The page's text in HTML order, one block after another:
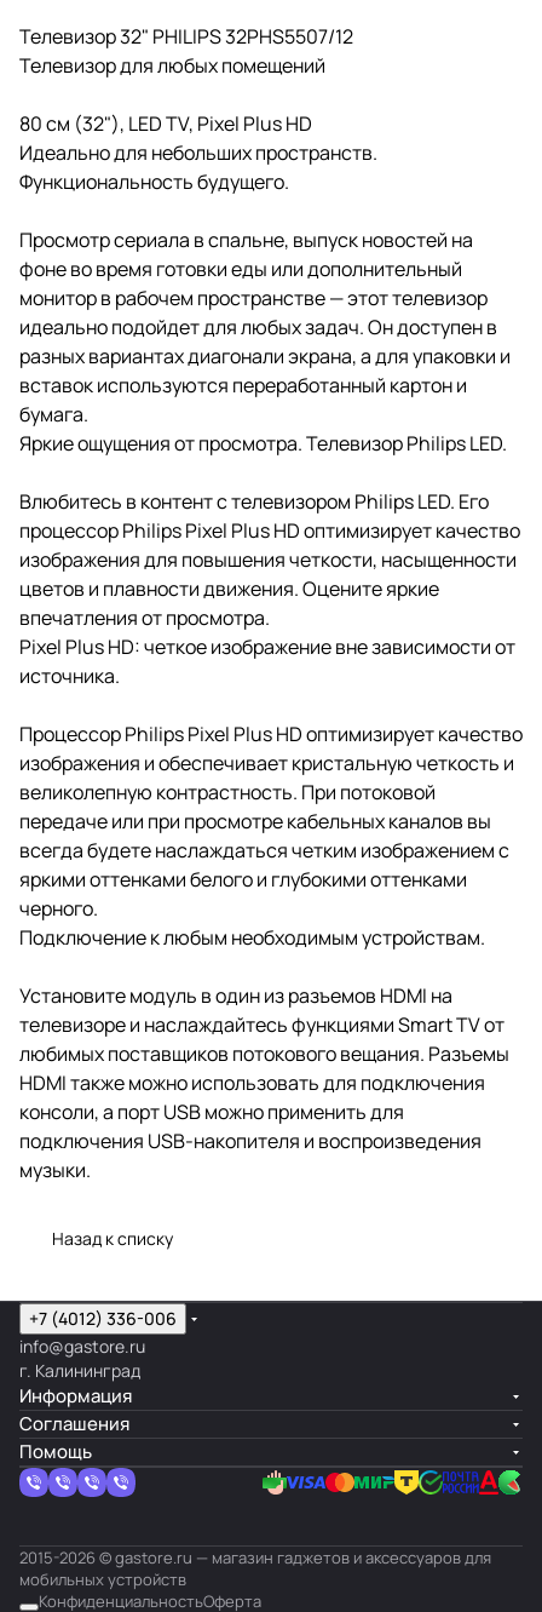
Телевизор 32" PHILIPS 32PHS5507/12
Телевизор для любых помещений
80 см (32"), LED TV, Pixel Plus HD
Идеально для небольших пространств.
Функциональность будущего.
Просмотр сериала в спальне, выпуск новостей на
фоне во время готовки еды или дополнительный
монитор в рабочем пространстве — этот телевизор
идеально подойдет для любых задач. Он доступен в
разных вариантах диагонали экрана, а для упаковки и
вставок используются переработанный картон и
бумага.
Яркие ощущения от просмотра. Телевизор Philips LED.
Влюбитесь в контент с телевизором Philips LED. Его
процессор Philips Pixel Plus HD оптимизирует качество
изображения для повышения четкости, насыщенности
цветов и плавности движения. Оцените яркие
впечатления от просмотра.
Pixel Plus HD: четкое изображение вне зависимости от
источника.
Процессор Philips Pixel Plus HD оптимизирует качество
изображения и обеспечивает кристальную четкость и
великолепную контрастность. При потоковой
передаче или при просмотре кабельных каналов вы
всегда будете наслаждаться четким изображением с
яркими оттенками белого и глубокими оттенками
черного.
Подключение к любым необходимым устройствам.
Установите модуль в один из разъемов HDMI на
телевизоре и наслаждайтесь функциями Smart TV от
любимых поставщиков потокового вещания. Разъемы
HDMI также можно использовать для подключения
консоли, а порт USB можно применить для
подключения USB-накопителя и воспроизведения
музыки.
Назад к списку
+7 (4012) 336-006
info@gastore.ru
г. Калининград
Информация
Соглашения
Помощь
2015-2026 © gastore.ru — магазин гаджетов и аксессуаров для
мобильных устройств
КонфиденциальностьОферта